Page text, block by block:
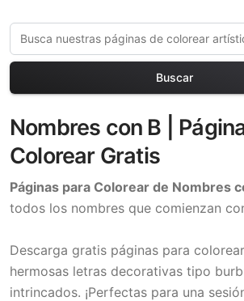
Buscar
Nombres con B |
Colorear Gratis
Páginas para Colorear de Nombres
todos los nombres que comienzan
Descarga gratis páginas para
hermosas letras decorativas tipo
intrincados. ¡Perfectas para una